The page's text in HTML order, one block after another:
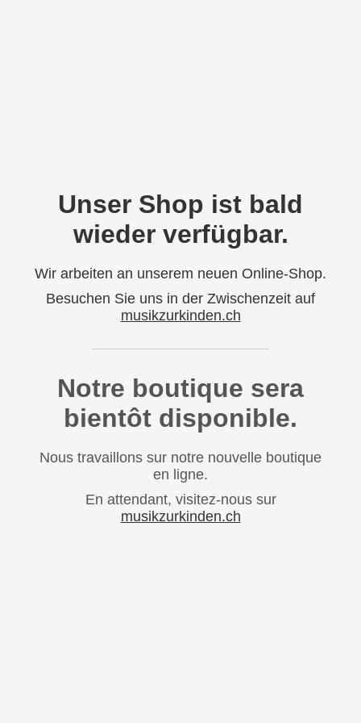
Unser Shop ist bald
wieder verfügbar.
Wir arbeiten an unserem neuen Online-Shop.
Besuchen Sie uns in der Zwischenzeit auf
musikzurkinden.ch
Notre boutique sera
bientôt disponible.
Nous travaillons sur notre nouvelle boutique
en ligne.
En attendant, visitez-nous sur
musikzurkinden.ch